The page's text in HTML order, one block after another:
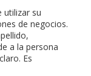
utilizar su
de negocios.
a la persona
Es